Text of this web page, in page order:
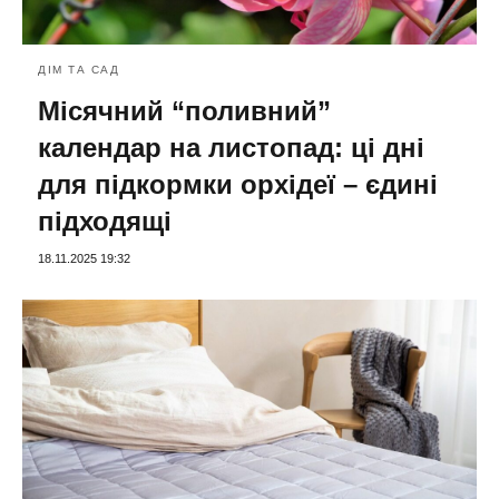
ДІМ ТА САД
Місячний “поливний”
календар на листопад: ці дні
для підкормки орхідеї – єдині
підходящі
18.11.2025 19:32